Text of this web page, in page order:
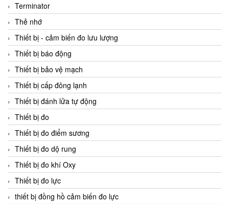
Terminator
Thẻ nhớ
Thiết bị - cảm biến đo lưu lượng
Thiết bị báo động
Thiết bị bảo vệ mạch
Thiết bị cấp đông lạnh
Thiết bị đánh lửa tự động
Thiết bị đo
Thiết bị đo điểm sương
Thiết bị đo dộ rung
Thiết bị đo khí Oxy
Thiết bị đo lực
thiết bị đồng hồ cảm biến đo lực